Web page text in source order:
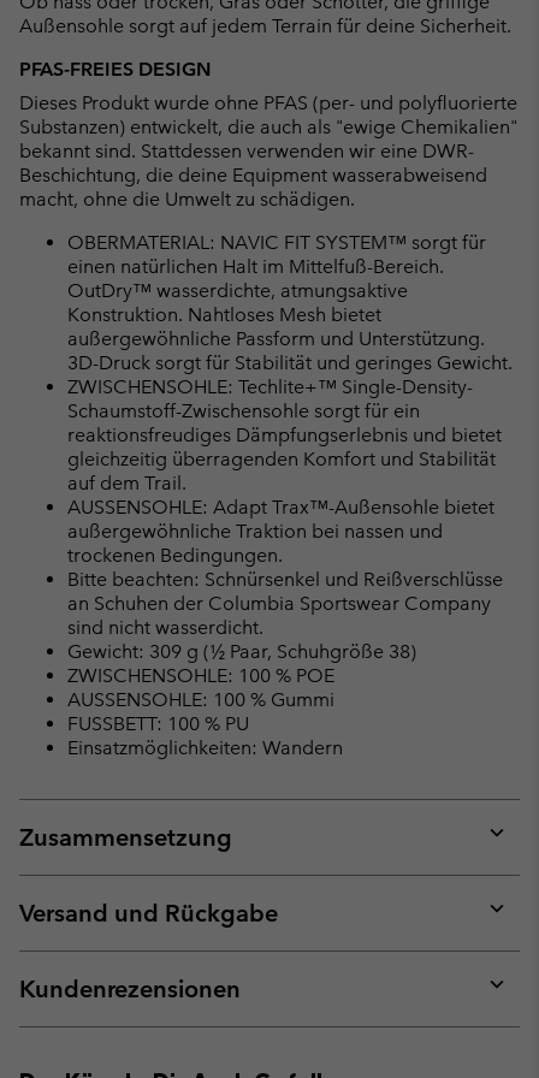
Außensohle sorgt auf jedem Terrain für deine Sicherheit.
PFAS-FREIES DESIGN
Dieses Produkt wurde ohne PFAS (per- und polyfluorierte
Substanzen) entwickelt, die auch als "ewige Chemikalien"
bekannt sind. Stattdessen verwenden wir eine DWR-
Beschichtung, die deine Equipment wasserabweisend
macht, ohne die Umwelt zu schädigen.
OBERMATERIAL: NAVIC FIT SYSTEM™ sorgt für
einen natürlichen Halt im Mittelfuß-Bereich.
OutDry™ wasserdichte, atmungsaktive
Konstruktion. Nahtloses Mesh bietet
außergewöhnliche Passform und Unterstützung.
3D-Druck sorgt für Stabilität und geringes Gewicht.
ZWISCHENSOHLE: Techlite+™ Single-Density-
Schaumstoff-Zwischensohle sorgt für ein
reaktionsfreudiges Dämpfungserlebnis und bietet
gleichzeitig überragenden Komfort und Stabilität
auf dem Trail.
AUSSENSOHLE: Adapt Trax™-Außensohle bietet
außergewöhnliche Traktion bei nassen und
trockenen Bedingungen.
Bitte beachten: Schnürsenkel und Reißverschlüsse
an Schuhen der Columbia Sportswear Company
sind nicht wasserdicht.
Gewicht: 309 g (½ Paar, Schuhgröße 38)
ZWISCHENSOHLE: 100 % POE
AUSSENSOHLE: 100 % Gummi
FUSSBETT: 100 % PU
Einsatzmöglichkeiten: Wandern
Zusammensetzung
or
Versand und Rückgabe
or
Kundenrezensionen
or